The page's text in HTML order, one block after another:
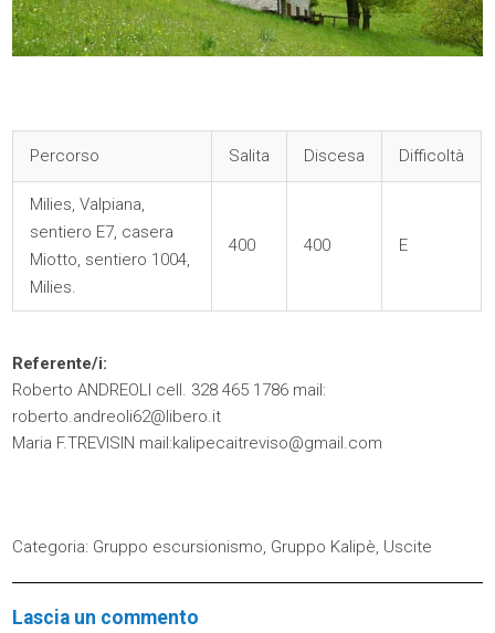
Percorso Salita Discesa Difficoltà
Milies, Valpiana,
sentiero E7, casera
Miotto, sentiero 1004,
Milies.
400 400 E
Referente/i:
Roberto ANDREOLI cell. 328 465 1786 mail:
roberto.andreoli62@libero.it
Maria F.TREVISIN mail:kalipecaitreviso@gmail.com
Categoria: Gruppo escursionismo, Gruppo Kalipè, Uscite
Lascia un commento